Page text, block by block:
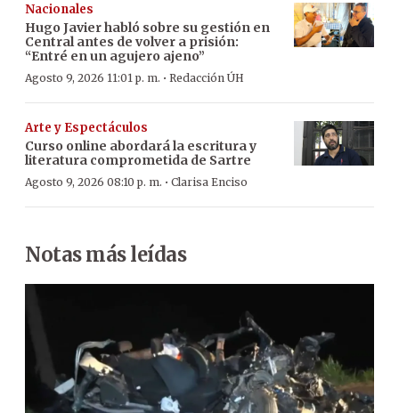
Nacionales
Hugo Javier habló sobre su gestión en
Central antes de volver a prisión:
“Entré en un agujero ajeno”
Agosto 9, 2026 11:01 p. m. · Redacción ÚH
Arte y Espectáculos
Curso online abordará la escritura y
literatura comprometida de Sartre
Agosto 9, 2026 08:10 p. m. · Clarisa Enciso
Notas más leídas